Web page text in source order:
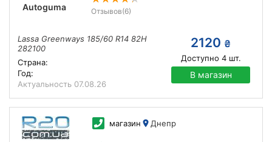
Autoguma Отзывов(6)
Lassa Greenways 185/60 R14 82H
282100
Страна:
Год:
Актуальность 07.08.26
2120 ₴
Доступно 4шт.
В магазин
магазин Днепр